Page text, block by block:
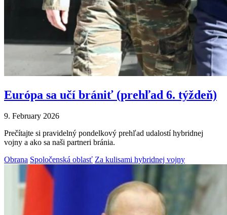
Európa sa učí brániť (prehľad 6. týždeň)
9. February 2026
Prečítajte si pravidelný pondelkový prehľad udalostí hybridnej
vojny a ako sa naši partneri bránia.
Obrana Spoločenská oblasť Za kulisami hybridnej vojny